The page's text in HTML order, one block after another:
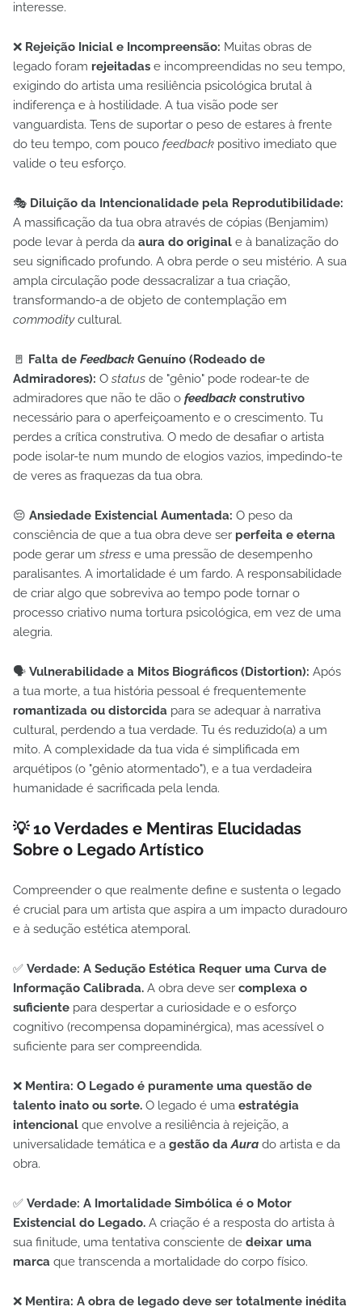
interesse.
❌ Rejeição Inicial e Incompreensão: Muitas obras de
legado foram rejeitadas e incompreendidas no seu tempo,
exigindo do artista uma resiliência psicológica brutal à
indiferença e à hostilidade. A tua visão pode ser
vanguardista. Tens de suportar o peso de estares à frente
do teu tempo, com pouco feedback positivo imediato que
valide o teu esforço.
🎭 Diluição da Intencionalidade pela Reprodutibilidade:
A massificação da tua obra através de cópias (Benjamim)
pode levar à perda da aura do original e à banalização do
seu significado profundo. A obra perde o seu mistério. A sua
ampla circulação pode dessacralizar a tua criação,
transformando-a de objeto de contemplação em
commoditycultural.
🚪 Falta de Feedback Genuíno (Rodeado de
Admiradores): O status de "gênio" pode rodear-te de
admiradores que não te dão o feedback construtivo
necessário para o aperfeiçoamento e o crescimento. Tu
perdes a crítica construtiva. O medo de desafiar o artista
pode isolar-te num mundo de elogios vazios, impedindo-te
de veres as fraquezas da tua obra.
😔 Ansiedade Existencial Aumentada: O peso da
consciência de que a tua obra deve ser perfeita e eterna
pode gerar um stress e uma pressão de desempenho
paralisantes. A imortalidade é um fardo. A responsabilidade
de criar algo que sobreviva ao tempo pode tornar o
processo criativo numa tortura psicológica, em vez de uma
alegria.
🗣️ Vulnerabilidade a Mitos Biográficos (Distortion): Após
a tua morte, a tua história pessoal é frequentemente
romantizada ou distorcida para se adequar à narrativa
cultural, perdendo a tua verdade. Tu és reduzido(a) a um
mito. A complexidade da tua vida é simplificada em
arquétipos (o "gênio atormentado"), e a tua verdadeira
humanidade é sacrificada pela lenda.
💡 10 Verdades e Mentiras Elucidadas
Sobre o Legado Artístico
Compreender o que realmente define e sustenta o legado
é crucial para um artista que aspira a um impacto duradouro
e à sedução estética atemporal.
✅ Verdade: A Sedução Estética Requer uma Curva de
Informação Calibrada. A obra deve ser complexa o
suficiente para despertar a curiosidade e o esforço
cognitivo (recompensa dopaminérgica), mas acessível o
suficiente para ser compreendida.
❌ Mentira: O Legado é puramente uma questão de
talento inato ou sorte. O legado é uma estratégia
intencional que envolve a resiliência à rejeição, a
universalidade temática e a gestão daAura do artista e da
obra.
✅ Verdade: A Imortalidade Simbólica é o Motor
Existencial do Legado. A criação é a resposta do artista à
sua finitude, uma tentativa consciente de deixar uma
marca que transcenda a mortalidade do corpo físico.
❌ Mentira: A obra de legado deve ser totalmente inédita